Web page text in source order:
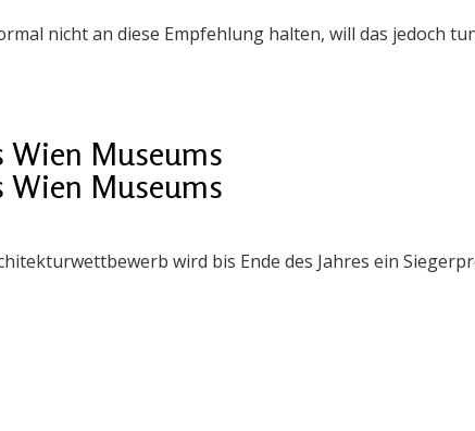
nicht an diese Empfehlung halten, will das jedoch
Wien Museums
Wien Museums
wird bis Ende des Jahres ein